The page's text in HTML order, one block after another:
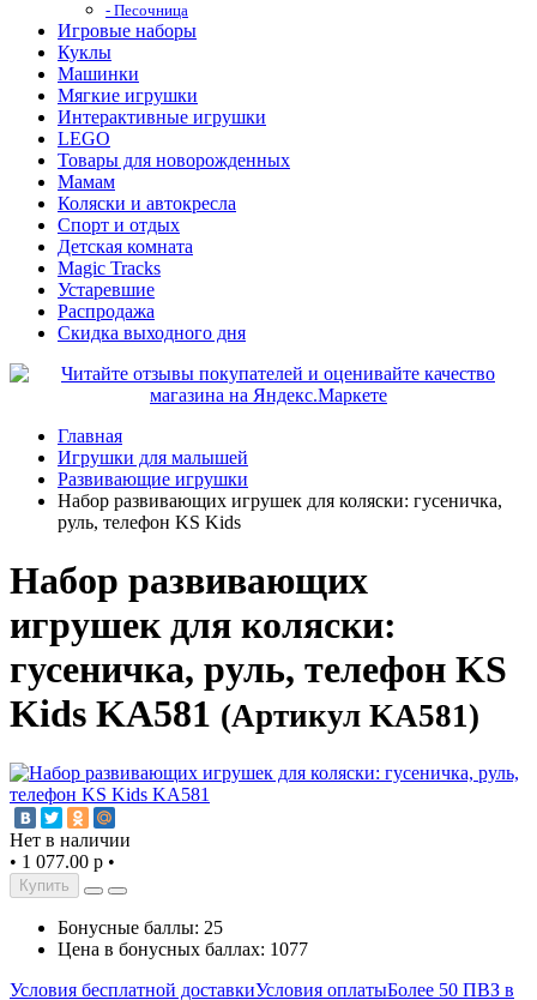
- Песочница
Игровые наборы
Куклы
Машинки
Мягкие игрушки
Интерактивные игрушки
LEGO
Товары для новорожденных
Мамам
Коляски и автокресла
Спорт и отдых
Детская комната
Magic Tracks
Устаревшие
Распродажа
Скидка выходного дня
Главная
Игрушки для малышей
Развивающие игрушки
Набор развивающих игрушек для коляски: гусеничка,
руль, телефон KS Kids
Набор развивающих
игрушек для коляски:
гусеничка, руль, телефон KS
Kids KA581 (Артикул KA581)
Нет в наличии
• 1 077.00 р •
Купить
Бонусные баллы: 25
Цена в бонусных баллах: 1077
Условия бесплатной доставкиУсловия оплатыБолее 50 ПВЗ в